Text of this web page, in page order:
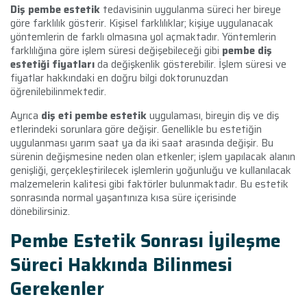
Diş pembe estetik tedavisinin uygulanma süreci her bireye
göre farklılık gösterir. Kişisel farklılıklar; kişiye uygulanacak
yöntemlerin de farklı olmasına yol açmaktadır. Yöntemlerin
farklılığına göre işlem süresi değişebileceği gibi pembe diş
estetiği fiyatlarıda değişkenlik gösterebilir. İşlem süresi ve
fiyatlar hakkındaki en doğru bilgi doktorunuzdan
öğrenilebilinmektedir.
Ayrıca diş eti pembe estetikuygulaması, bireyin diş ve diş
etlerindeki sorunlara göre değişir. Genellikle bu estetiğin
uygulanması yarım saat ya da iki saat arasında değişir. Bu
sürenin değişmesine neden olan etkenler; işlem yapılacak alanın
genişliği, gerçekleştirilecek işlemlerin yoğunluğu ve kullanılacak
malzemelerin kalitesi gibi faktörler bulunmaktadır. Bu estetik
sonrasında normal yaşantınıza kısa süre içerisinde
dönebilirsiniz.
Pembe Estetik Sonrası İyileşme
Süreci Hakkında Bilinmesi
Gerekenler